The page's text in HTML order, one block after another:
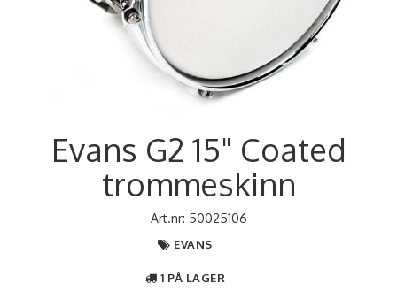
Evans G2 15" Coated
trommeskinn
Art.nr: 50025106
EVANS
1 PÅ LAGER